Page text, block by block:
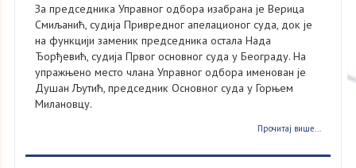
За председника Управног одбора изабрана је Верица
Смиљанић, судија Привредног апелационог суда, док је
на функцији заменик председника остала Нада
Ђорђевић, судија Првог основног суда у Београду. На
упражњено место члана Управног одбора именован је
Душан Љутић, председник Основног суда у Горњем
Милановцу.
Прочитај више...